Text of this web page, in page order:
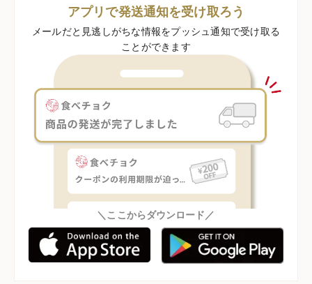
アプリで発送通知を受け取ろう
メールだと見逃しがちな情報をプッシュ通知で受け取る
ことができます
＼ここからダウンロード／